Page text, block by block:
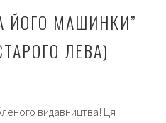
ЙОГО МАШИНКИ”
ЛЕВА)
видавництва! Ця